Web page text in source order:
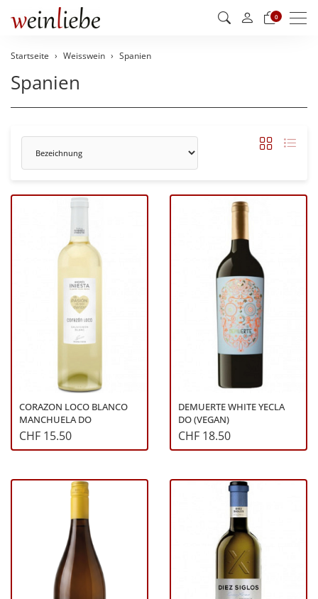
0
Startseite Weisswein Spanien
Spanien
Sortierung
CORAZON LOCO BLANCO
MANCHUELA DO
CHF 15.50
DEMUERTE WHITE YECLA
DO (VEGAN)
CHF 18.50